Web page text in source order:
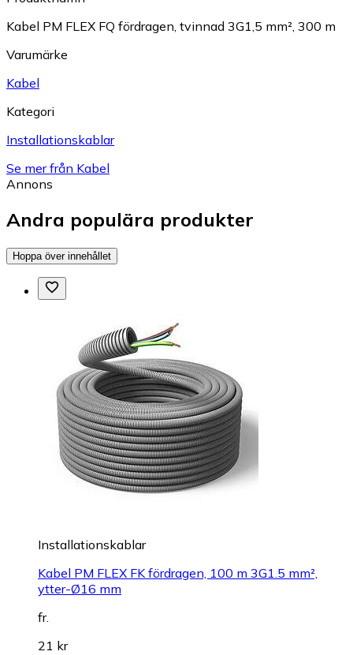
Kabel PM FLEX FQ fördragen, tvinnad 3G1,5 mm², 300 m
Varumärke
Kabel
Kategori
Installationskablar
Se mer från Kabel
Annons
Andra populära produkter
Hoppa över innehållet
Installationskablar
Kabel PM FLEX FK fördragen, 100 m 3G1.5 mm²,
ytter-Ø16 mm
fr.
21 kr